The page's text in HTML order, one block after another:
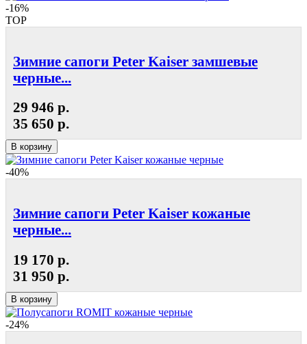
-16%
TOP
Зимние сапоги Peter Kaiser замшевые
черные...
29 946 р.
35 650 р.
В корзину
-40%
Зимние сапоги Peter Kaiser кожаные
черные...
19 170 р.
31 950 р.
В корзину
-24%